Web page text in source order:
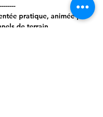
pratique, animée par
de terrain.